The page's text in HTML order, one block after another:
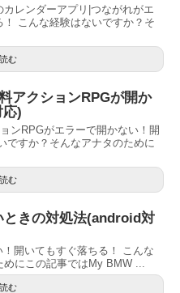
レンダーアプリ|つながれがエ
こんな経験はないですか？そ
む
アクションRPGが開か
)
ンRPGがエラーで開かない！開
ですか？そんなアナタのために
む
きの対処法(android対
開いてもすぐ落ちる！ こんな
にこの記事ではMy BMW ...
む